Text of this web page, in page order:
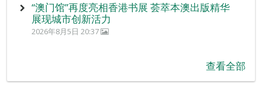
“澳门馆”再度亮相香港书展 荟萃本澳出版精华
展现城市创新活力
2026年8月5日 20:37
查看全部